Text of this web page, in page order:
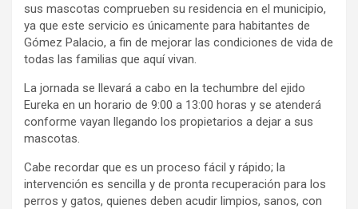
sus mascotas comprueben su residencia en el municipio,
ya que este servicio es únicamente para habitantes de
Gómez Palacio, a fin de mejorar las condiciones de vida de
todas las familias que aquí vivan.
La jornada se llevará a cabo en la techumbre del ejido
Eureka en un horario de 9:00 a 13:00 horas y se atenderá
conforme vayan llegando los propietarios a dejar a sus
mascotas.
Cabe recordar que es un proceso fácil y rápido; la
intervención es sencilla y de pronta recuperación para los
perros y gatos, quienes deben acudir limpios, sanos, con